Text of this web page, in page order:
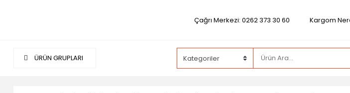
Çağrı Merkezi: 0262 373 30 60 Kargom
ÜRÜN GRUPLARI